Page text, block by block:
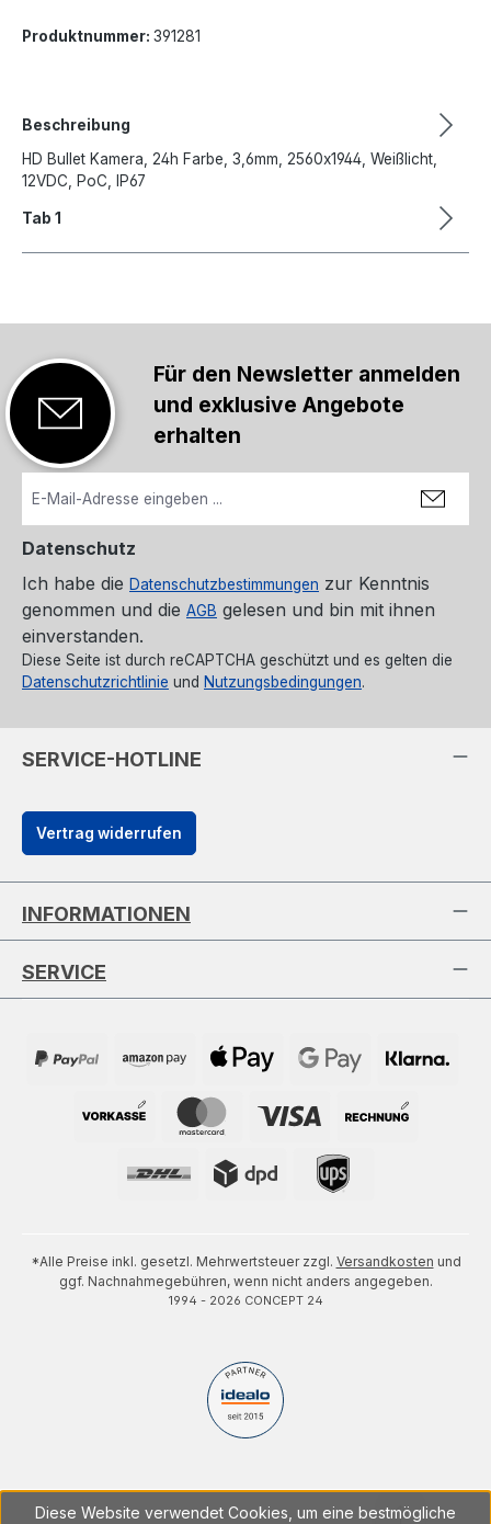
Produktnummer: 391281
Beschreibung
HD Bullet Kamera, 24h Farbe, 3,6mm, 2560x1944, Weißlicht,
12VDC, PoC, IP67
Tab 1
Für den Newsletter anmelden
und exklusive Angebote
erhalten
Datenschutz
Ich habe die Datenschutzbestimmungen zur Kenntnis
genommen und die AGB gelesen und bin mit ihnen
einverstanden.
Diese Seite ist durch reCAPTCHA geschützt und es gelten die
Datenschutzrichtlinie und Nutzungsbedingungen.
SERVICE-HOTLINE
Vertrag widerrufen
INFORMATIONEN
SERVICE
*Alle Preise inkl. gesetzl. Mehrwertsteuer zzgl. Versandkosten und
ggf. Nachnahmegebühren, wenn nicht anders angegeben.
1994 - 2026 CONCEPT 24
Diese Website verwendet Cookies, um eine bestmögliche